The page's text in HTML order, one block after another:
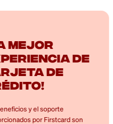
de
de
y el soporte
por Firstcard son